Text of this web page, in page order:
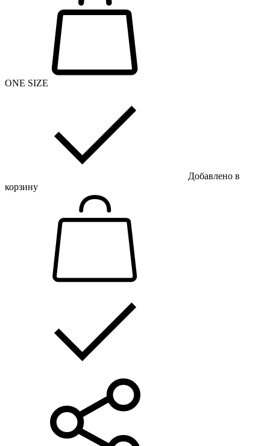
ONE SIZE
Добавлено в
корзину